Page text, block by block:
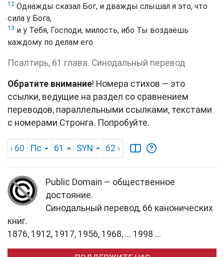
12 Однажды сказал Бог, и дважды слышал я это, что
сила у Бога,
13 и у Тебя, Господи, милость, ибо Ты воздаёшь
каждому по делам его.
Псалтирь, 61 глава. Синодальный перевод
Обратите внимание! Номера стихов — это
ссылки, ведущие на раздел со сравнением
переводов, параллельными ссылками, текстами
с номерами Стронга. Попробуйте.
‹ 60 Пс 61 SYN 62 ›
Public Domain — общественное
достояние.
Синодальный перевод, 66 канонических
книг.
1876, 1912, 1917, 1956, 1968, ... 1998 ...